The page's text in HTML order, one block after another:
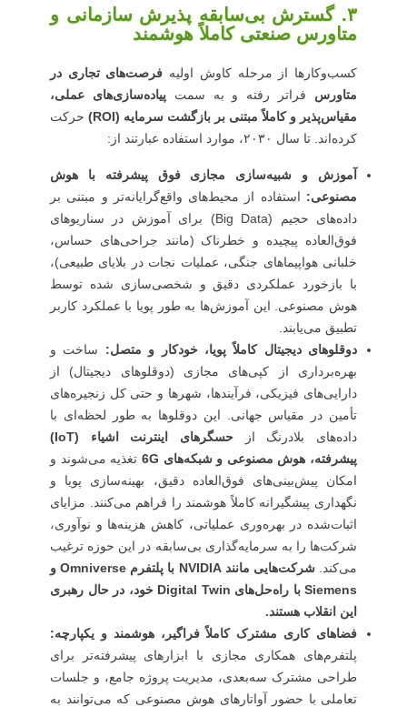
۳. گسترش بی‌سابقه پذیرش سازمانی و
متاورس صنعتی کاملاً هوشمند
کسب‌وکارها از مرحله کاوش اولیه فرصت‌های تجاری در
متاورس فراتر رفته و به سمتپیاده‌سازی‌های عملی،
مقیاس‌پذیر و کاملاً مبتنی بر بازگشت سرمایه (ROI)
حرکت
کرده‌اند. تا سال ۲۰۳۰، موارد استفاده عبارتند از:
آموزش و شبیه‌سازی مجازی فوق پیشرفته با هوش
مصنوعی: استفاده از محیط‌های واقع‌گرایانه‌تر و مبتنی بر
داده‌های حجیم (Big Data) برای آموزش در سناریوهای
فوق‌العاده پیچیده و خطرناک (مانند جراحی‌های حساس،
خلبانی هواپیماهای جنگی، عملیات نجات در بلایای طبیعی)،
با بازخورد عملکردی دقیق و شخصی‌سازی شده توسط
هوش مصنوعی. این آموزش‌ها به طور پویا با عملکرد کاربر
تطبیق می‌یابند.
دوقلوهای دیجیتال کاملاً پویا، خودکار و متصل: ساخت و
بهره‌برداری از کپی‌های مجازی (دوقلوهای دیجیتال) از
دارایی‌های فیزیکی، فرآیندها، شهرها و حتی کل زنجیره‌های
تأمین در مقیاس جهانی. این دوقلوها به طور لحظه‌ای با
داده‌های بلادرنگ از
حسگرهای اینترنت اشیاء (IoT)
پیشرفته، هوش مصنوعی و شبکه‌های 6G
تغذیه می‌شوند و
امکان پیش‌بینی‌های فوق‌العاده دقیق، بهینه‌سازی پویا و
نگهداری پیشگیرانه کاملاً هوشمند را فراهم می‌کنند. مزایای
اثبات‌شده در بهره‌وری عملیاتی، کاهش هزینه‌ها و نوآوری،
شرکت‌ها را به سرمایه‌گذاری بی‌سابقه در این حوزه ترغیب
می‌کند.
شرکت‌هایی مانند NVIDIA با پلتفرم Omniverse و
Siemens با راه‌حل‌های Digital Twin خود، در حال رهبری
این انقلاب هستند.
فضاهای کاری مشترک کاملاً فراگیر، هوشمند و یکپارچه:
پلتفرم‌های همکاری مجازی با ابزارهای پیشرفته‌تر برای
طراحی مشترک سه‌بعدی، مدیریت پروژه جامع، و جلسات
تعاملی با حضور آواتارهای هوش مصنوعی که می‌توانند به